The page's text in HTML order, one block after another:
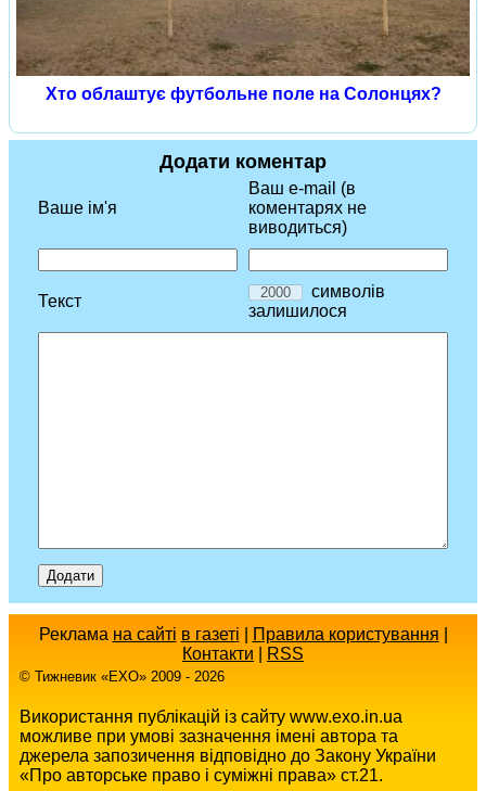
Хто облаштує футбольне поле на Солонцях?
Додати коментар
Ваше ім'я
Ваш e-mail (в
коментарях не
виводиться)
Текст
символів
залишилося
Реклама на сайті в газеті Правила користування
Контакти
RSS
© Тижневик «EХO» 2009 - 2026
Використання публікацій із сайту www.exo.in.ua
можливе при умові зазначення імені автора та
джерела запозичення відповідно до Закону України
«Про авторське право і суміжні права» ст.21.